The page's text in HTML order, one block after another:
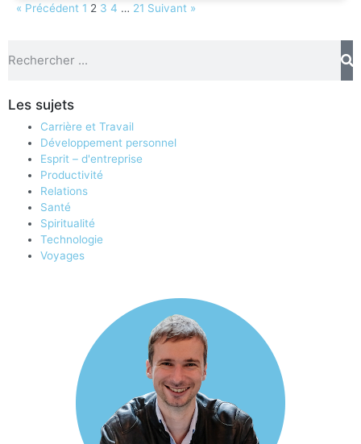
« Précédent 1 2 3 4 … 21 Suivant »
Les sujets
Carrière et Travail
Développement personnel
Esprit – d'entreprise
Productivité
Relations
Santé
Spiritualité
Technologie
Voyages